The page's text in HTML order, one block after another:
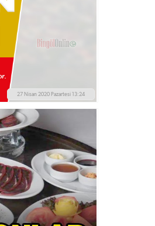
27 Nisan 2020 Pazartesi 13:24